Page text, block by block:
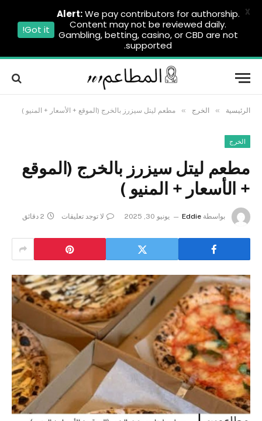
الرئيسية » الخرج » مطعم ليتل سيزرز بالخرج (الموقع + الأسعار + المنيو )
الخرج
مطعم ليتل سيزرز بالخرج (الموقع
+ الأسعار + المنيو )
بواسطة Eddie يونيو 30, 2025 لا توجد تعليقات 2 دقائق
Alert:We pay contributors for authorship.
Content may not be reviewed daily.
Gambling, betting, casino, or CBD are not
supported.
Got it!
X